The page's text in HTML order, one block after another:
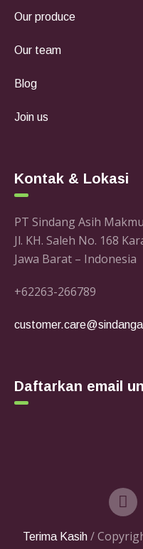
Our produce
Our team
Blog
Join us
Kontak & Lokasi
PT Sindang Asih
Jl. KH. Saleh No. 168
Jawa Barat – Indonesia
+62263-266789
Daftarkan email
Terima Kasih /